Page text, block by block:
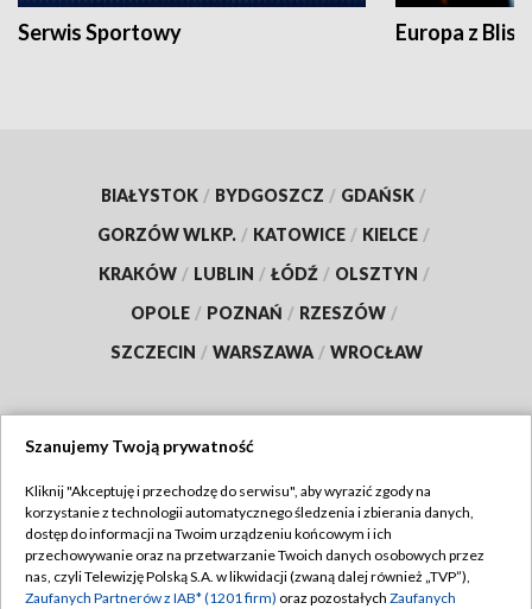
Serwis Sportowy Europa z
BIAŁYSTOK / BYDGOSZCZ / GDAŃSK /
GORZÓW WLKP. / KATOWICE / KIELCE /
KRAKÓW / LUBLIN / ŁÓDŹ / OLSZTYN /
OPOLE / POZNAŃ / RZESZÓW /
SZCZECIN / WARSZAWA / WROCŁAW
TVP
Abonament TVP
Emisja w TVP
Regulamin TVP
Polityka prywatności
Szanujemy Twoją prywatność
Kliknij "Akceptuję i przechodzę do serwisu", aby wyrazić zgody na
korzystanie z technologii automatycznego śledzenia i zbierania danych,
dostęp do informacji na Twoim urządzeniu końcowym i ich
przechowywanie oraz na przetwarzanie Twoich danych osobowych przez
nas, czyli Telewizję Polską S.A. w likwidacji (zwaną dalej również „TVP”),
Zaufanych Partnerów z IAB* (1201 firm) oraz pozostałych Zaufanych